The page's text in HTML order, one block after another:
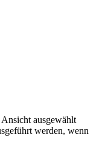
ausgewählt
werden, wenn